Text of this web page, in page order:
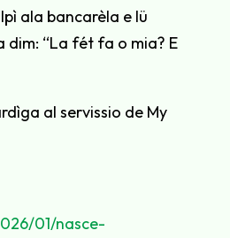
ala bancarèla e lü
dim: “La fét fa o mia? E
al servissio de My
01/nasce-